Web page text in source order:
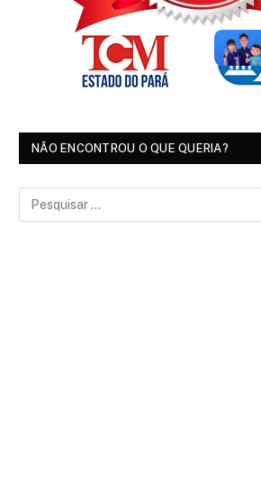
NÃO ENCONTROU O QUE QUERIA?